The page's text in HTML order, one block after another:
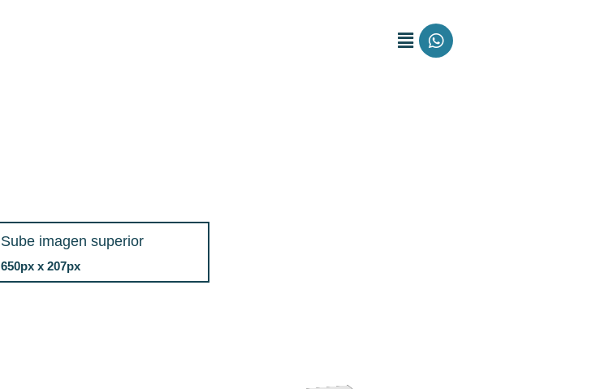
Sube imagen superior
650px x 207px